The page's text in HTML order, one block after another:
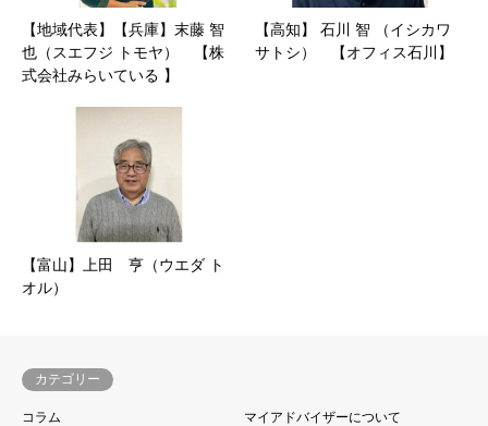
【地域代表】【兵庫】末藤 智
也（スエフジ トモヤ） 【株
式会社みらいている 】
【高知】 石川 智 （イシカワ
サトシ） 【オフィス石川】
【富山】上田 亨（ウエダ ト
オル）
カテゴリー
コラム
マイアドバイザーについて